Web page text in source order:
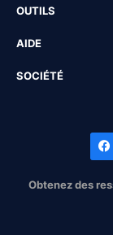
OUTILS
AIDE
SOCIÉTÉ
Obtenez des